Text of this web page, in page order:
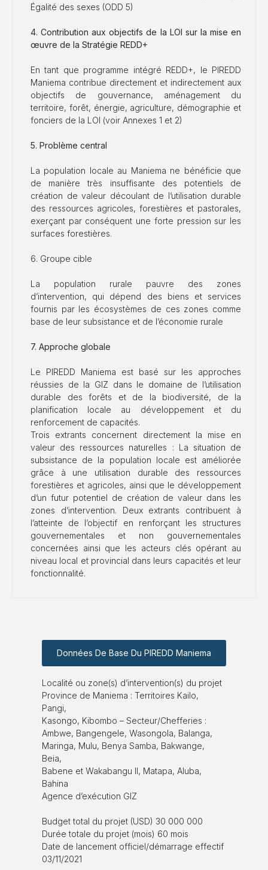
Égalité des sexes (ODD 5)
4. Contribution aux objectifs de la LOI sur la mise en
œuvre de la Stratégie REDD+
En tant que programme intégré REDD+, le PIREDD
Maniema contribue directement et indirectement aux
objectifs de gouvernance, aménagement du
territoire, forêt, énergie, agriculture, démographie et
fonciers de la LOI (voir Annexes 1 et 2)
5. Problème central
La population locale au Maniema ne bénéficie que
de manière très insuffisante des potentiels de
création de valeur découlant de l’utilisation durable
des ressources agricoles, forestières et pastorales,
exerçant par conséquent une forte pression sur les
surfaces forestières.
6. Groupe cible
La population rurale pauvre des zones
d’intervention, qui dépend des biens et services
fournis par les écosystèmes de ces zones comme
base de leur subsistance et de l’économie rurale
7. Approche globale
Le PIREDD Maniema est basé sur les approches
réussies de la GIZ dans le domaine de l’utilisation
durable des forêts et de la biodiversité, de la
planification locale au développement et du
renforcement de capacités.
Trois extrants concernent directement la mise en
valeur des ressources naturelles : La situation de
subsistance de la population locale est améliorée
grâce à une utilisation durable des ressources
forestières et agricoles, ainsi que le développement
d’un futur potentiel de création de valeur dans les
zones d’intervention. Deux extrants contribuent à
l’atteinte de l’objectif en renforçant les structures
gouvernementales et non gouvernementales
concernées ainsi que les acteurs clés opérant au
niveau local et provincial dans leurs capacités et leur
fonctionnalité.
Données De Base Du PIREDD Maniema
Localité ou zone(s) d’intervention(s) du projet
Province de Maniema : Territoires Kailo,
Pangi,
Kasongo, Kibombo – Secteur/Chefferies :
Ambwe, Bangengele, Wasongola, Balanga,
Maringa, Mulu, Benya Samba, Bakwange,
Beia,
Babene et Wakabangu II, Matapa, Aluba,
Bahina
Agence d’exécution GIZ
Budget total du projet (USD) 30 000 000
Durée totale du projet (mois) 60 mois
Date de lancement officiel/démarrage effectif
03/11/2021